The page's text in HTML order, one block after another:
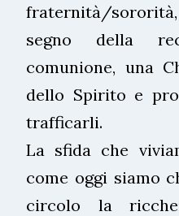
fraternità/
segno della
comunione, una
dello Spirito e
trafficarli.
La sfida che
come oggi siamo
circolo la